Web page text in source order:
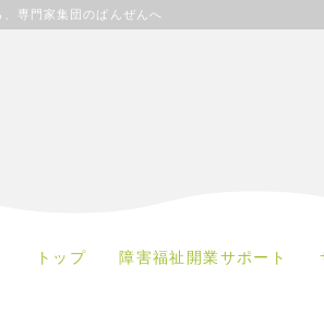
専門家集団のばんぜんへ
トップ 障害福祉開業サポート